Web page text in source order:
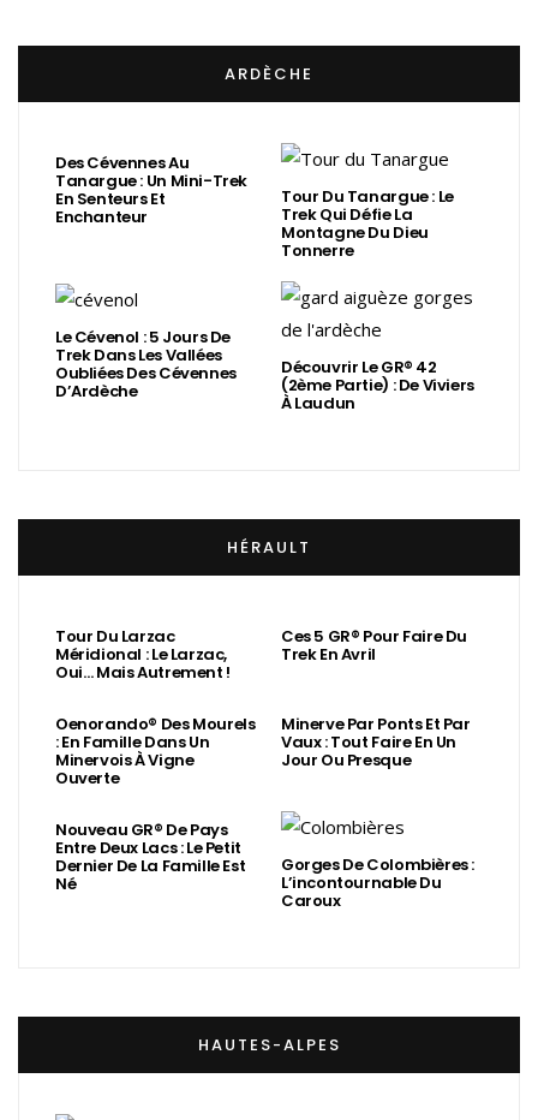
ARDÈCHE
Des Cévennes Au
Tanargue : Un Mini-Trek
En Senteurs Et
Enchanteur
Tour Du Tanargue : Le
Trek Qui Défie La
Montagne Du Dieu
Tonnerre
Le Cévenol : 5 Jours De
Trek Dans Les Vallées
Oubliées Des Cévennes
D’Ardèche
Découvrir Le GR® 42
(2ème Partie) : De Viviers
À Laudun
HÉRAULT
Tour Du Larzac
Méridional : Le Larzac,
Oui… Mais Autrement !
Ces 5 GR® Pour Faire Du
Trek En Avril
Oenorando® Des Mourels
: En Famille Dans Un
Minervois À Vigne
Ouverte
Minerve Par Ponts Et Par
Vaux : Tout Faire En Un
Jour Ou Presque
Nouveau GR® De Pays
Entre Deux Lacs : Le Petit
Dernier De La Famille Est
Né
Gorges De Colombières :
L’incontournable Du
Caroux
HAUTES-ALPES